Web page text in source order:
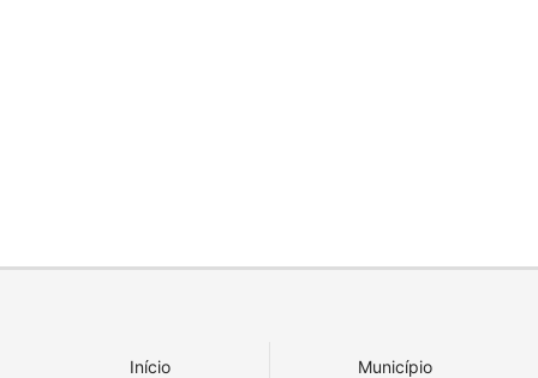
Início Município